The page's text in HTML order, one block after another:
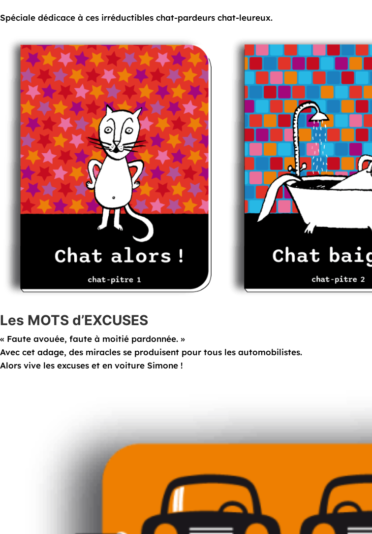
Spéciale dédicace à ces irréductibles chat-pardeurs chat-leureux.
Les MOTS d’EXCUSES
« Faute avouée, faute à moitié pardonnée. »
Avec cet adage, des miracles se produisent pour tous les automobilistes.
Alors vive les excuses et en voiture Simone !